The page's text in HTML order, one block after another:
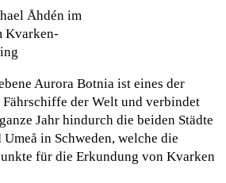
Åhdén im
Kvarken-
Aurora Botnia ist eines der
der Welt und verbindet
Jahr hindurch die beiden Städte
in Schweden, welche die
für die Erkundung von Kvarken